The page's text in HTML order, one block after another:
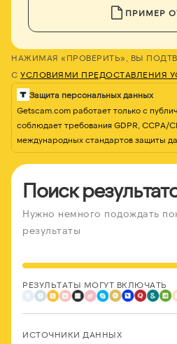
ПРИМЕР
НАЖИМАЯ «ПРОВЕРИТЬ», ВЫ
С УСЛОВИЯМИ ПРЕДОСТАВЛЕНИЯ
Защита персональных данных
Getscam.com работает только с
соблюдает требования GDPR, CCPA/
международных стандартов защиты
Поиск
Нужно немного подождать
результаты
РЕЗУЛЬТАТЫ МОГУТ ВКЛЮЧАТЬ
ИСТОЧНИКИ ДАННЫХ